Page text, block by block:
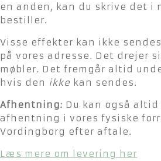
en anden, kan du skrive det i
bestiller.
Visse effekter kan ikke
på vores adresse. Det drejer
møbler. Det fremgår altid
hvis den ikke kan sendes.
Afhentning: Du kan også
afhentning i vores fysiske
Vordingborg efter aftale.
Læs mere om levering her